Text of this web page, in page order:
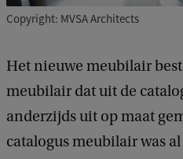
Copyright: MVSA Architects
Het nieuwe meubilair
meubilair dat uit de
anderzijds uit op maat
catalogus meubilair was